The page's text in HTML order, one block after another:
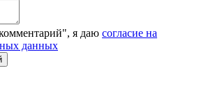
я даю согласие на
данных